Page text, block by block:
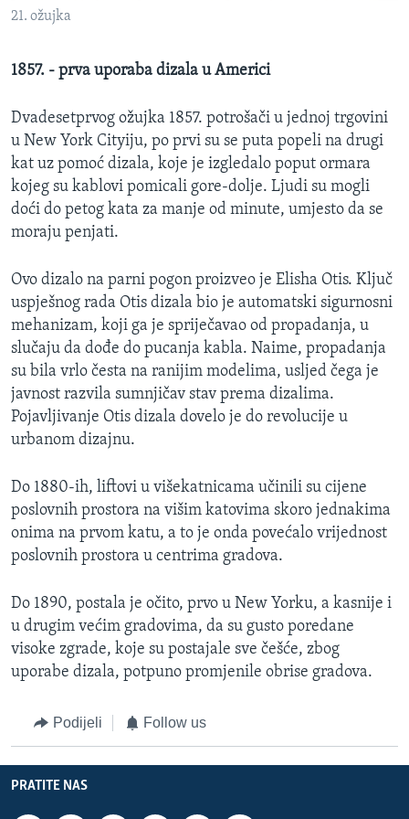
MAGAZIN
PRATITE NAS
Jezici
21. ožujka
1857. - prva uporaba dizala u Americi
Dvadesetprvog ožujka 1857. potrošači u jednoj trgovini
u New York Cityiju, po prvi su se puta popeli na drugi
kat uz pomoć dizala, koje je izgledalo poput ormara
kojeg su kablovi pomicali gore-dolje. Ljudi su mogli
doći do petog kata za manje od minute, umjesto da se
moraju penjati.
Ovo dizalo na parni pogon proizveo je Elisha Otis. Ključ
uspješnog rada Otis dizala bio je automatski sigurnosni
mehanizam, koji ga je spriječavao od propadanja, u
slučaju da dođe do pucanja kabla. Naime, propadanja
su bila vrlo česta na ranijim modelima, usljed čega je
javnost razvila sumnjičav stav prema dizalima.
Pojavljivanje Otis dizala dovelo je do revolucije u
urbanom dizajnu.
Do 1880-ih, liftovi u višekatnicama učinili su cijene
poslovnih prostora na višim katovima skoro jednakima
onima na prvom katu, a to je onda povećalo vrijednost
poslovnih prostora u centrima gradova.
Do 1890, postala je očito, prvo u New Yorku, a kasnije i
u drugim većim gradovima, da su gusto poredane
visoke zgrade, koje su postajale sve češće, zbog
uporabe dizala, potpuno promjenile obrise gradova.
Podijeli Follow us
PRATITE NAS